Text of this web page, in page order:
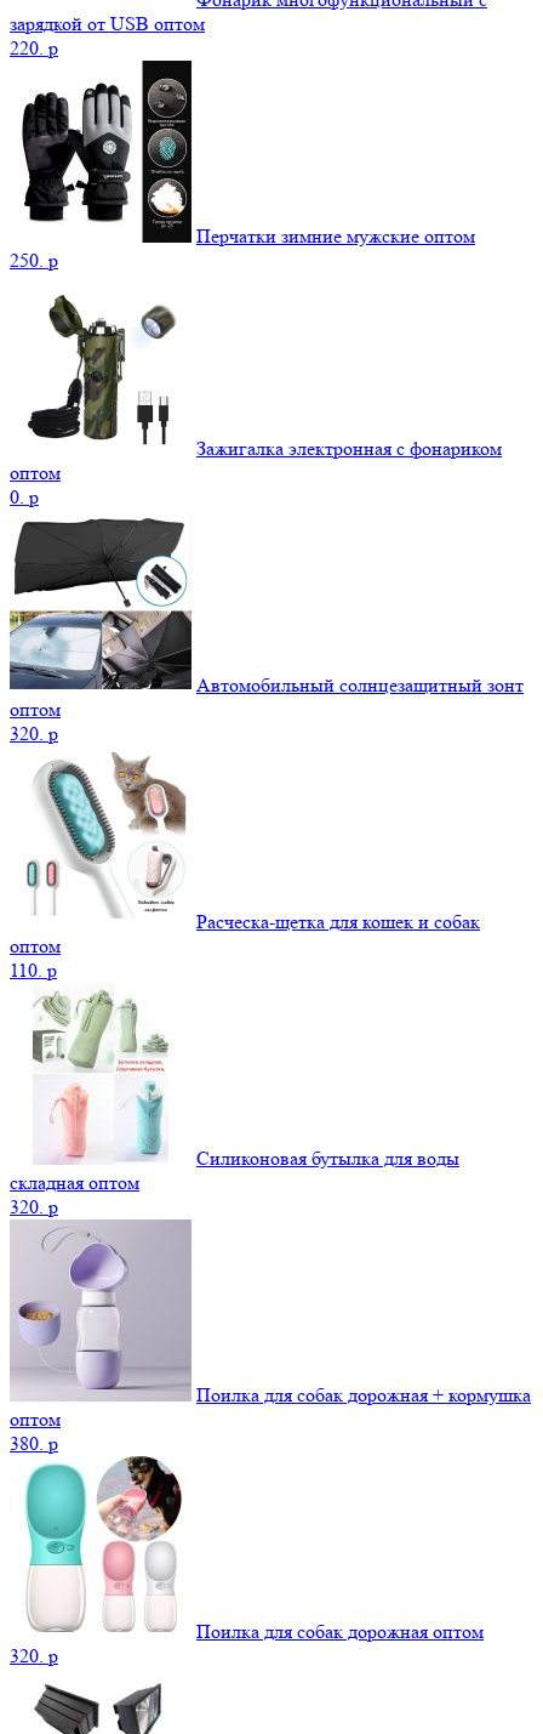
зарядкой от USB оптом
220. p
Перчатки зимние мужские оптом
250. p
Зажигалка электронная с фонариком
оптом
0. p
Автомобильный солнцезащитный зонт
оптом
320. p
Расческа-щетка для кошек и собак
оптом
110. p
Силиконовая бутылка для воды
складная оптом
320. p
Поилка для собак дорожная + кормушка
оптом
380. p
Поилка для собак дорожная оптом
320. p